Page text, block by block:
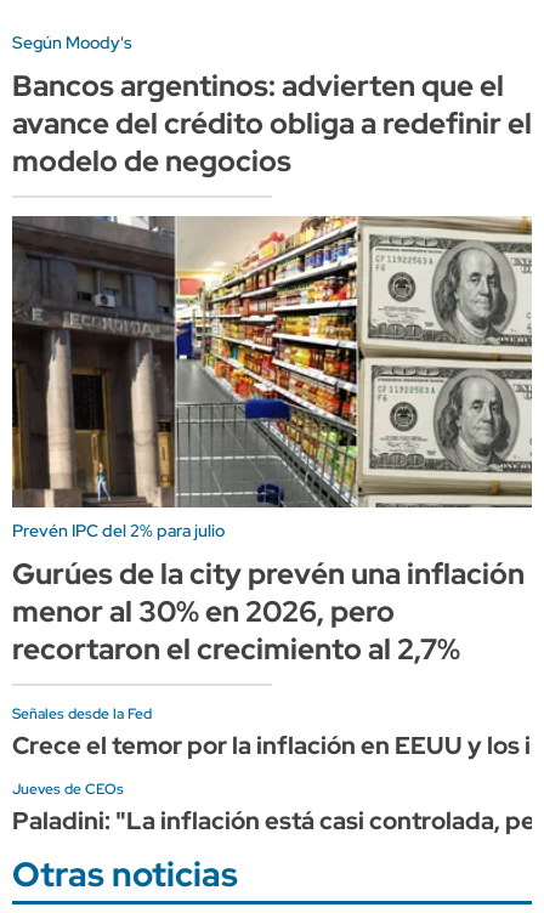
Según Moody's
Bancos argentinos: advierten que el
avance del crédito obliga a redefinir el
modelo de negocios
Prevén IPC del 2% para julio
Gurúes de la city prevén una inflación
menor al 30% en 2026, pero
recortaron el crecimiento al 2,7%
Señales desde la Fed
Crece el temor por la inflación en EEUU y los
Jueves de CEOs
Paladini: "La inflación está casi controlada,
Otras noticias